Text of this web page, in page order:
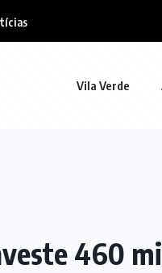
Vila Verde
460